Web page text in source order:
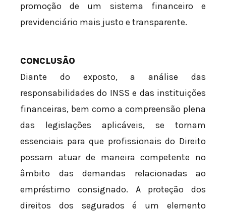
promoção de um sistema financeiro e
previdenciário mais justo e transparente.
CONCLUSÃO
Diante do exposto, a análise das
responsabilidades do INSS e das instituições
financeiras, bem como a compreensão plena
das legislações aplicáveis, se tornam
essenciais para que profissionais do Direito
possam atuar de maneira competente no
âmbito das demandas relacionadas ao
empréstimo consignado. A proteção dos
direitos dos segurados é um elemento